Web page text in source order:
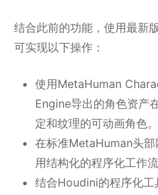
结合此前的功能，使用最
可实现以下操作：
使用MetaHuman
Engine导出的角色资产
定和纹理的可动画角色。
在标准MetaHuman头
用结构化的程序化工作流
结合Houdini的程序化